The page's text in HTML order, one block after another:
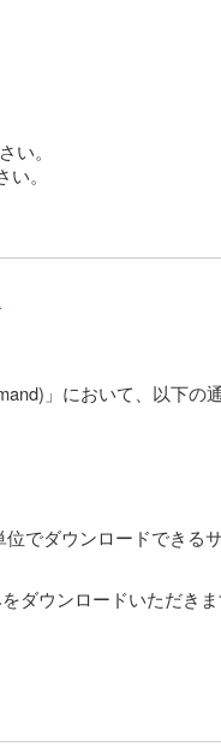
い。
。
」において、以下の
でダウンロードできるサ
ダウンロードいただき